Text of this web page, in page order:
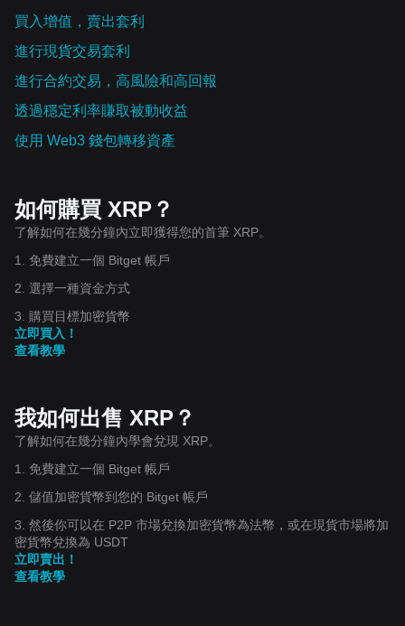
買入增值，賣出套利
進行現貨交易套利
進行合約交易，高風險和高回報
透過穩定利率賺取被動收益
使用 Web3 錢包轉移資產
如何購買 XRP？
了解如何在幾分鐘內立即獲得您的首筆 XRP。
1. 免費建立一個 Bitget 帳戶
2. 選擇一種資金方式
3. 購買目標加密貨幣
立即買入！
查看教學
我如何出售 XRP？
了解如何在幾分鐘內學會兌現 XRP。
1. 免費建立一個 Bitget 帳戶
2. 儲值加密貨幣到您的 Bitget 帳戶
3. 然後你可以在 P2P 市場兌換加密貨幣為法幣，或在現貨市場將加
密貨幣兌換為 USDT
立即賣出！
查看教學